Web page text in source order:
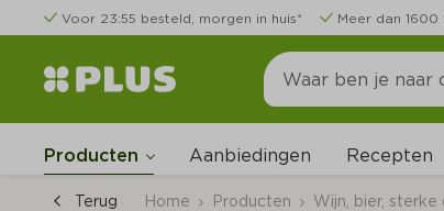
Voor 23:55 besteld, morgen in huis* Meer dan 1600
Producten Aanbiedingen Recepten
Terug Home Producten Wijn, bier, sterke